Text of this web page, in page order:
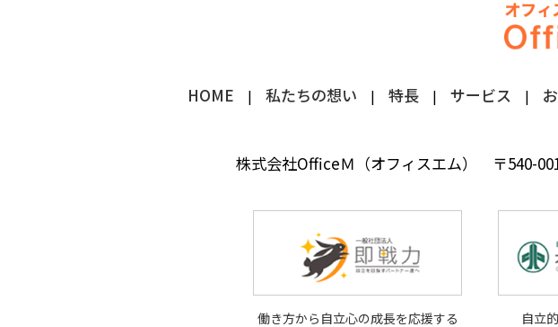
HOME 私たちの想い 特長 サービス
株式会社OfficeＭ（オフィスエム） 〒540-
働き方から自立心の成長を応援する 自立